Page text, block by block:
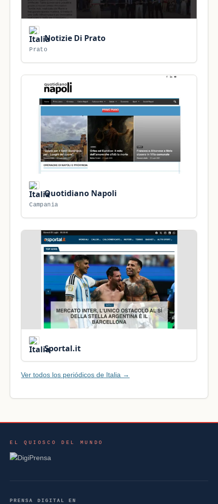
Notizie Di Prato
Prato
Quotidiano Napoli
Campania
Sportal.it
Ver todos los periódicos de Italia →
EL QUIOSCO DEL MUNDO
PRENSA DIGITAL EN